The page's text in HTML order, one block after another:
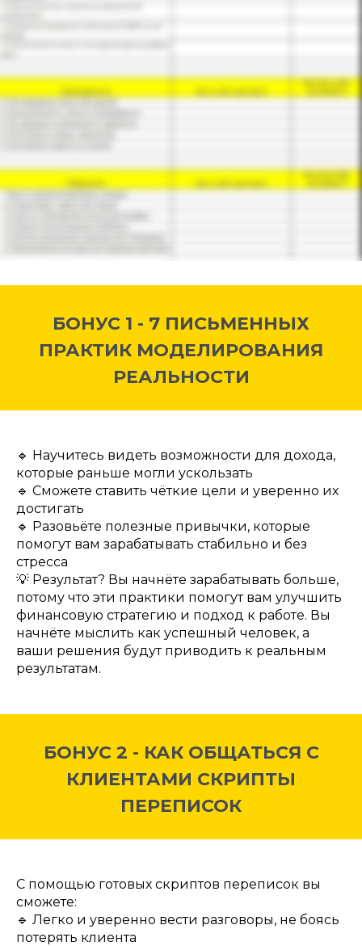
БОНУС 1 - 7 ПИСЬМЕННЫХ
ПРАКТИК МОДЕЛИРОВАНИЯ
РЕАЛЬНОСТИ
🔹 Научитесь видеть возможности для дохода,
которые раньше могли ускользать
🔹 Сможете ставить чёткие цели и уверенно их
достигать
🔹 Разовьёте полезные привычки, которые
помогут вам зарабатывать стабильно и без
стресса
💡 Результат? Вы начнёте зарабатывать больше,
потому что эти практики помогут вам улучшить
финансовую стратегию и подход к работе. Вы
начнёте мыслить как успешный человек, а
ваши решения будут приводить к реальным
результатам.
БОНУС 2 - КАК ОБЩАТЬСЯ С
КЛИЕНТАМИ СКРИПТЫ
ПЕРЕПИСОК
С помощью готовых скриптов переписок вы
сможете:
🔹 Легко и уверенно вести разговоры, не боясь
потерять клиента